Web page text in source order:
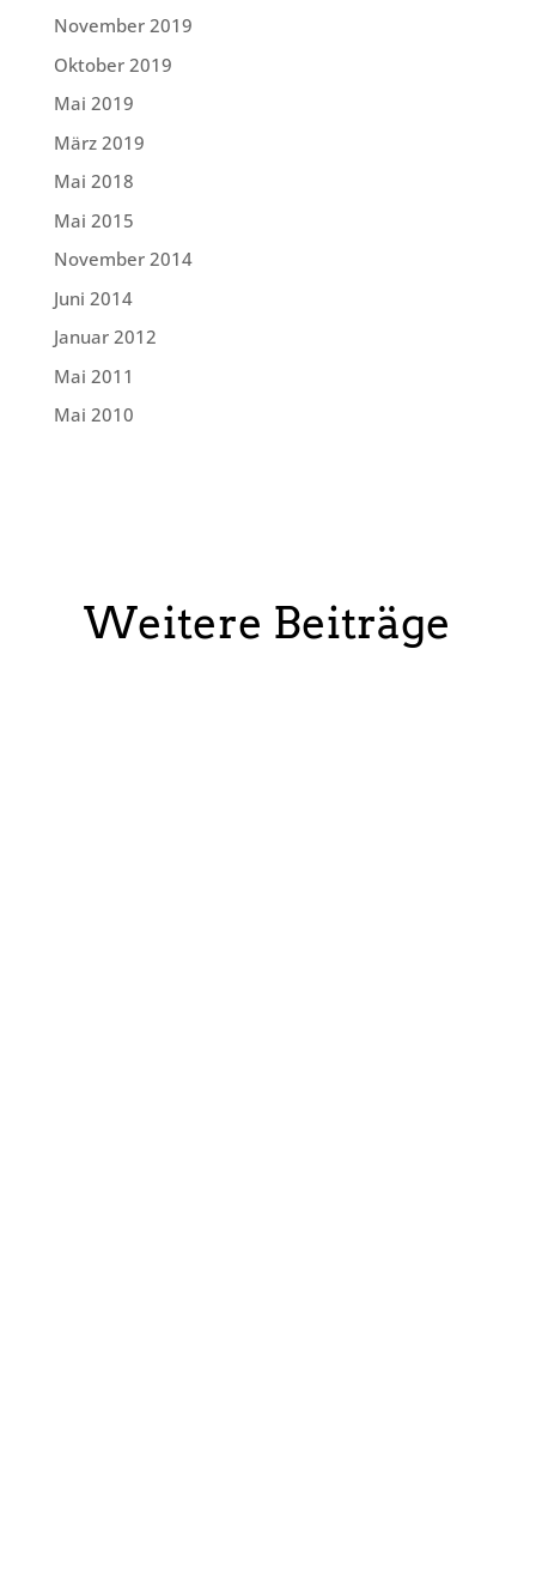
November 2019
Oktober 2019
Mai 2019
März 2019
Mai 2018
Mai 2015
November 2014
Juni 2014
Januar 2012
Mai 2011
Mai 2010
Weitere Beiträge